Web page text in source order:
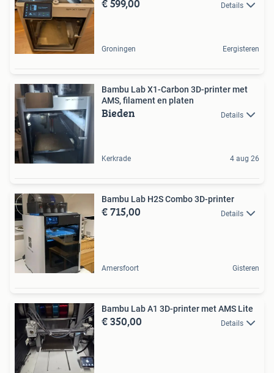
€ 599,00 Details
Groningen Eergisteren
Bambu Lab X1-Carbon 3D-printer met
AMS, filament en platen
Bieden Details
Kerkrade 4 aug 26
Bambu Lab H2S Combo 3D-printer
€ 715,00 Details
Amersfoort Gisteren
Bambu Lab A1 3D-printer met AMS Lite
€ 350,00 Details